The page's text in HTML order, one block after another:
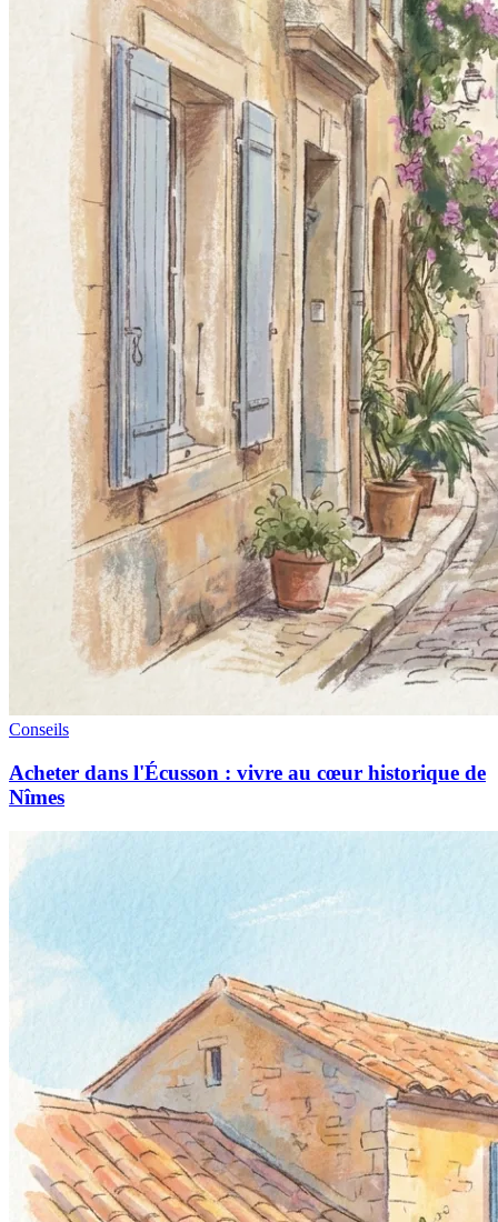
Conseils
Acheter dans l'Écusson : vivre au cœur historique de
Nîmes